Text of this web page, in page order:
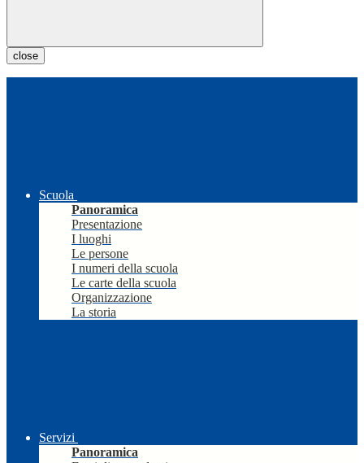
close
Scuola
Panoramica
Presentazione
I luoghi
Le persone
I numeri della scuola
Le carte della scuola
Organizzazione
La storia
Servizi
Panoramica